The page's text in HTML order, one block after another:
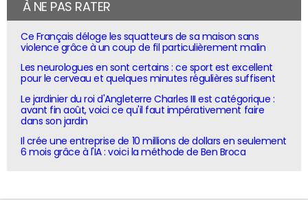
À NE PAS RATER
Ce Français déloge les squatteurs de sa maison sans
violence grâce à un coup de fil particulièrement malin
Les neurologues en sont certains : ce sport est excellent
pour le cerveau et quelques minutes régulières suffisent
Le jardinier du roi d'Angleterre Charles III est catégorique :
avant fin août, voici ce qu'il faut impérativement faire
dans son jardin
Il crée une entreprise de 10 millions de dollars en seulement
6 mois grâce à l'IA : voici la méthode de Ben Broca